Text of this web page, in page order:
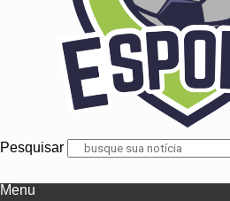
Pesquisar
Menu